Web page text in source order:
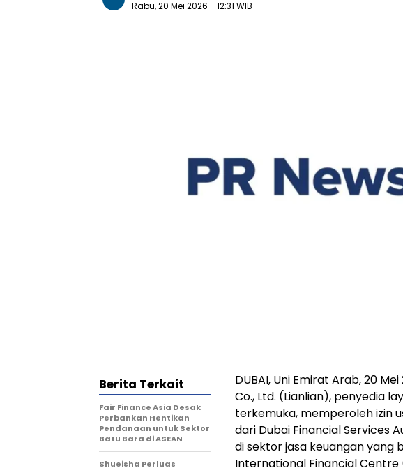
Rabu, 20 Mei 2026 - 12:31 WIB
DUBAI, Uni Emirat Arab, 20
Co., Ltd. (Lianlian), penyedia
terkemuka, memperoleh izin
dari Dubai Financial Services
di sektor jasa keuangan yang
International Financial Centre
Berita Terkait
Fair Finance Asia Desak
Perbankan Hentikan
Pendanaan untuk Sektor
Batu Bara di ASEAN
Shueisha Perluas